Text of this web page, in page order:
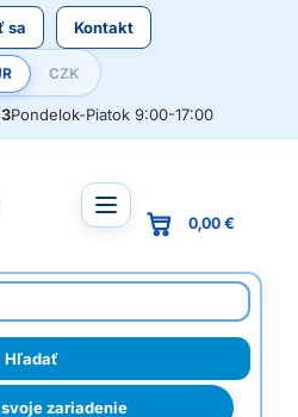
sa Kontakt
CZK
Pondelok-Piatok 9:00-17:00
zariadenie
0,00 €